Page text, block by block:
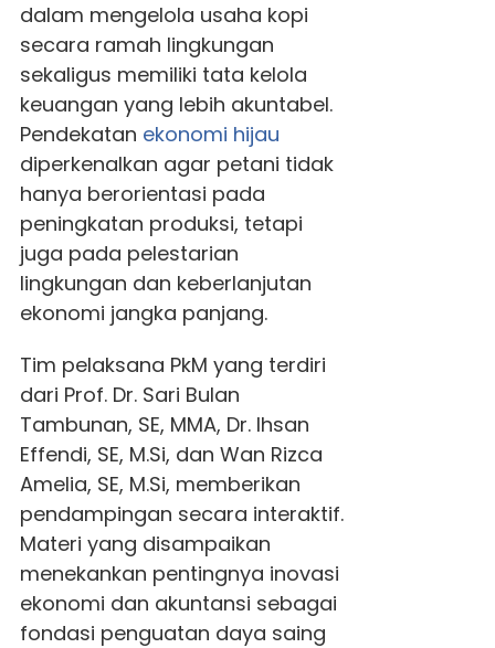
dalam mengelola usaha kopi
secara ramah lingkungan
sekaligus memiliki tata kelola
keuangan yang lebih akuntabel.
Pendekatan ekonomi hijau
diperkenalkan agar petani tidak
hanya berorientasi pada
peningkatan produksi, tetapi
juga pada pelestarian
lingkungan dan keberlanjutan
ekonomi jangka panjang.
Tim pelaksana PkM yang terdiri
dari Prof. Dr. Sari Bulan
Tambunan, SE, MMA, Dr. Ihsan
Effendi, SE, M.Si, dan Wan Rizca
Amelia, SE, M.Si, memberikan
pendampingan secara interaktif.
Materi yang disampaikan
menekankan pentingnya inovasi
ekonomi dan akuntansi sebagai
fondasi penguatan daya saing